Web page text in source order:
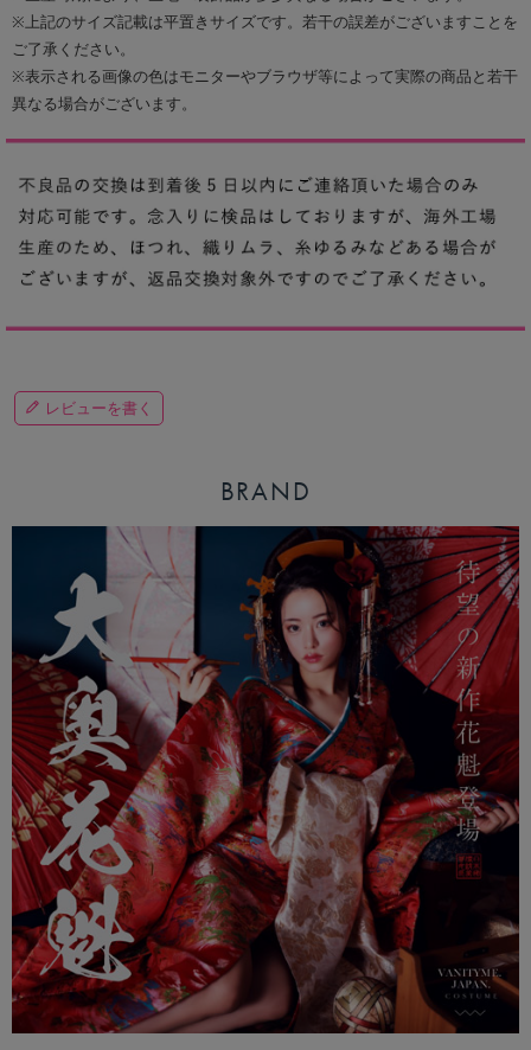
※上記のサイズ記載は平置きサイズです。若干の誤差がございますことを
ご了承ください。
※表示される画像の色はモニターやブラウザ等によって実際の商品と若干
異なる場合がございます。
レビューを書く
BRAND